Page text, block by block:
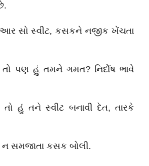
સો સ્વીટ, કસકને નજીક ખેંચતા
પણ હું તમને ગમત? નિર્દોષ ભાવે
હું તને સ્વીટ બનાવી દેત, તારકે
ન સમજાતા કસક બોલી.